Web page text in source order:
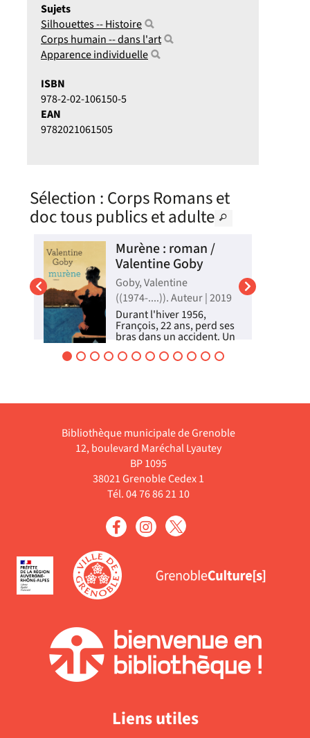
Sujets
Silhouettes -- Histoire
Corps humain -- dans l'art
Apparence individuelle
ISBN
978-2-02-106150-5
EAN
9782021061505
Sélection : Corps Romans et
doc tous publics et adulte
Murène : roman /
Valentine Goby
Goby, Valentine
((1974-....)). Auteur | 2019
Durant l'hiver 1956,
François, 22 ans, perd ses
bras dans un accident. Un
jour, par-delà la vitre d'un
aquarium, une murène lui
des balbutiements du
Livre
Bibliothèque municipale de Grenoble
12, boulevard Maréchal Lyautey
BP 1095
38021 Grenoble Cedex 1
Tél. 04 76 86 21 10
Liens utiles